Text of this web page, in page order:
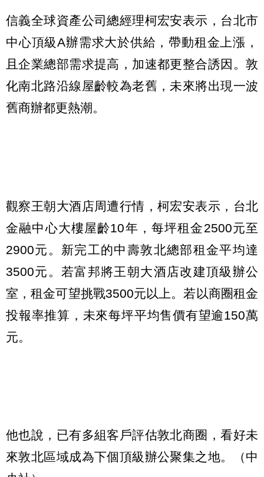
信義全球資產公司總經理柯宏安表示，台北市
中心頂級A辦需求大於供給，帶動租金上漲，
且企業總部需求提高，加速都更整合誘因。敦
化南北路沿線屋齡較為老舊，未來將出現一波
舊商辦都更熱潮。
觀察王朝大酒店周遭行情，柯宏安表示，台北
金融中心大樓屋齡10年，每坪租金2500元至
2900元。新完工的中壽敦北總部租金平均達
3500元。若富邦將王朝大酒店改建頂級辦公
室，租金可望挑戰3500元以上。若以商圈租金
投報率推算，未來每坪平均售價有望逾150萬
元。
他也說，已有多組客戶評估敦北商圈，看好未
來敦北區域成為下個頂級辦公聚集之地。（中